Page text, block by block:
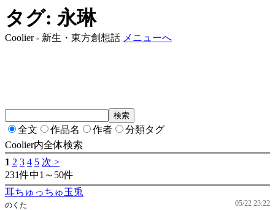
タグ: 永琳
Coolier - 新生・東方創想話 メニューへ
全文 作品名 作者
分類タグ
Coolier内全体検索
1 2 3 4 5 次 >
231件中1～50件
耳ちゅっちゅ玉兎
05/22 23:22
のくた